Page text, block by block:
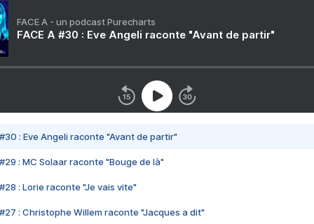
FACE A - un podcast Purecharts
FACE A #30 : Eve Angeli raconte "Avant de partir"
#30 : Eve Angeli raconte "Avant de partir"
#29 : MC Solaar raconte "Bouge de là"
#28 : Lorie raconte "Je vais vite"
#27 : Christophe Willem raconte "Jacques a dit"